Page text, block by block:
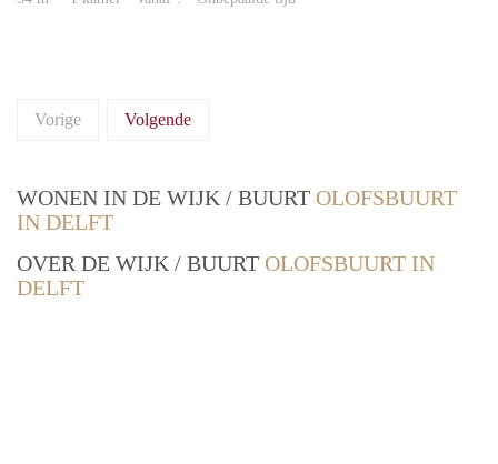
Vorige Volgende
WONEN IN DE WIJK / BUURT OLOFSBUURT
IN DELFT
OVER DE WIJK / BUURT OLOFSBUURT IN
DELFT